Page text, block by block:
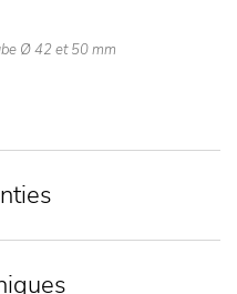
Ø 42 et 50 mm